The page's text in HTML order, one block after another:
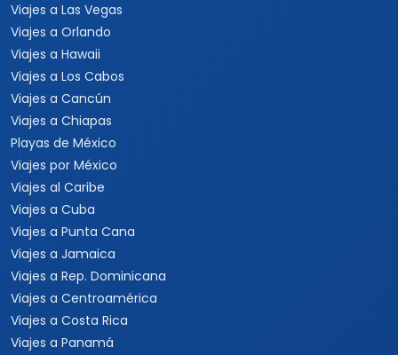
Viajes a Las Vegas
Viajes a Orlando
Viajes a Hawaii
Viajes a Los Cabos
Viajes a Cancún
Viajes a Chiapas
Playas de México
Viajes por México
Viajes al Caribe
Viajes a Cuba
Viajes a Punta Cana
Viajes a Jamaica
Viajes a Rep. Dominicana
Viajes a Centroamérica
Viajes a Costa Rica
Viajes a Panamá